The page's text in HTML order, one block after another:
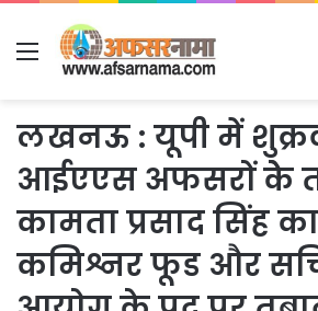
Menu
लखनऊ : यूपी में
आईएएस अफसरों केे
कामता प्रसाद सिंह
कमिश्नर फूड और